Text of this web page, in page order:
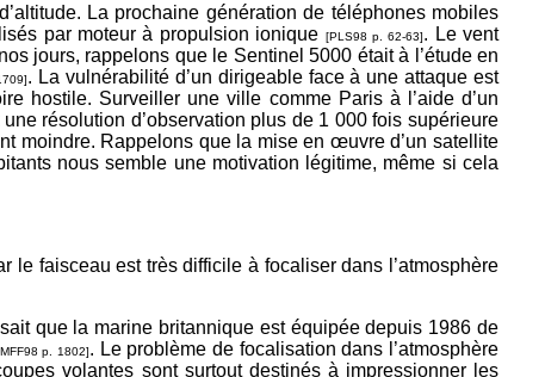
La prochaine génération de téléphones mobiles
par moteur à propulsion ionique [PLS98 p. 62-63]. Le vent
jours, rappelons que le Sentinel 5000 était à l’étude en
. La vulnérabilité d’un dirigeable face à une attaque est
hostile. Surveiller une ville comme Paris à l’aide d’un
résolution d’observation plus de 1 000 fois supérieure
moindre. Rappelons que la mise en œuvre d’un satellite
nous semble une motivation légitime, même si cela
le faisceau est très difficile à focaliser dans l’atmosphère
que la marine britannique est équipée depuis 1986 de
p. 1802]. Le problème de focalisation dans l’atmosphère
volantes sont surtout destinés à impressionner les